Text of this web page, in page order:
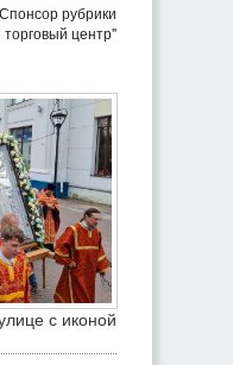
Спонсор рубрики
центр"
с иконой